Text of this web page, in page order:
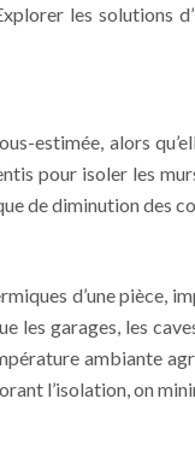
les solutions
estimée, alors
pour isoler les
de diminution des
d’une pièce,
garages, les
ambiante
l’isolation, on